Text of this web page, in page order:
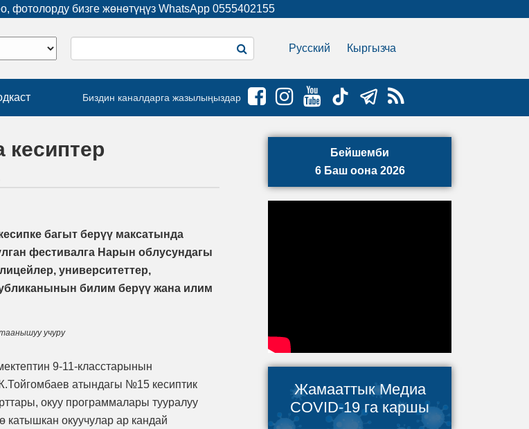
фотолорду бизге жөнөтүңүз WhatsApp 0555402155
Русский Кыргызча
Биздин каналдарга жазылыңыздар
багыт берүү максатында
фестивалга Нарын облусундагы
университеттер,
билим берүү жана илим
учуру
9-11-класстарынын
атындагы №15 кесиптик
окуу программалары тууралуу
катышкан окуучулар ар кандай
Бейшемби
6 Баш оона 2026
Жамааттык Медиа
COVID-19 га каршы